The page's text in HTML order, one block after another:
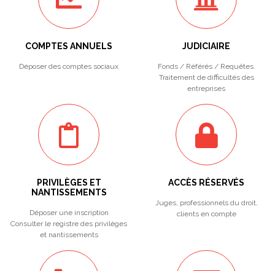
COMPTES ANNUELS
Déposer des comptes sociaux
JUDICIAIRE
Fonds / Référés / Requêtes.
Traitement de difficultés des
entreprises
PRIVILÈGES ET
NANTISSEMENTS
Déposer une inscription
Consulter le registre des privilèges
et nantissements
ACCÈS RÉSERVÉS
Juges, professionnels du droit,
clients en compte